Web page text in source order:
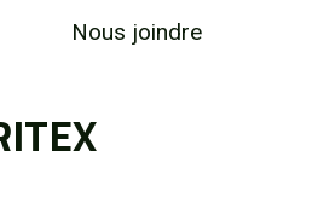
Nous joindre